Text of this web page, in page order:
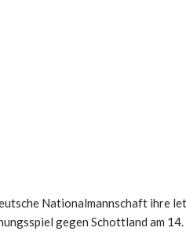
Nationalmannschaft ihre
gegen Schottland am